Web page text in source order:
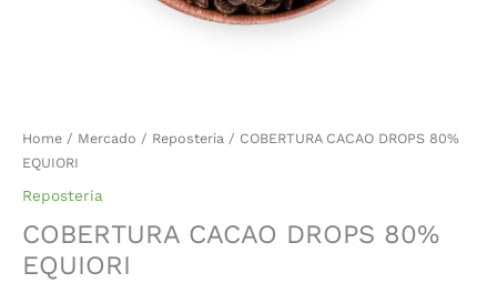
Home / Mercado / Reposteria / COBERTURA CACAO DROPS 80%
EQUIORI
Reposteria
COBERTURA CACAO DROPS 80%
EQUIORI